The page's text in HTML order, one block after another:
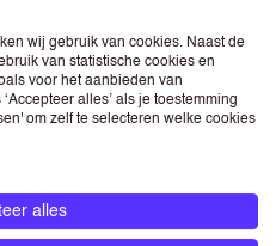
wij gebruik van cookies. Naast de
van statistische cookies en
voor het aanbieden van
alles’ als je toestemming
om zelf te selecteren welke cookies
alles